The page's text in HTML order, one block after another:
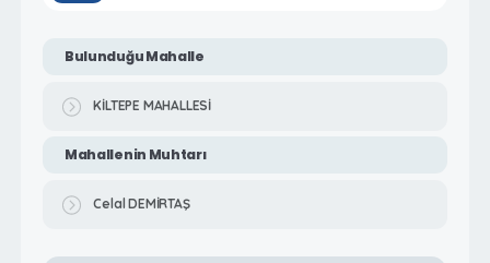
Bulunduğu Mahalle
KİLTEPE MAHALLESİ
Mahallenin Muhtarı
Celal DEMİRTAŞ